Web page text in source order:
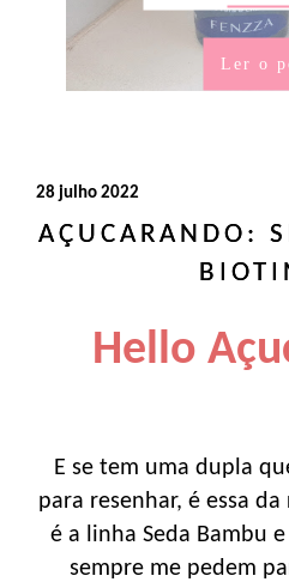
Ler o
28 julho 2022
AÇUCARANDO:
Hello
E se tem uma dupla
para resenhar, é essa
é a linha Seda Bambu
sempre me pedem